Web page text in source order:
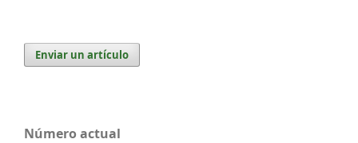
Enviar un artículo
Número actual